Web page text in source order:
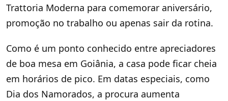
Trattoria Moderna para comemorar aniversário,
promoção no trabalho ou apenas sair da rotina.
Como é um ponto conhecido entre apreciadores
de boa mesa em Goiânia, a casa pode ficar cheia
em horários de pico. Em datas especiais, como
Dia dos Namorados, a procura aumenta